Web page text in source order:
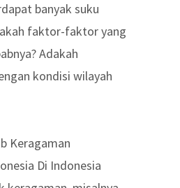
banyak suku
faktor-faktor yang
Adakah
kondisi wilayah
Keragaman
Di Indonesia